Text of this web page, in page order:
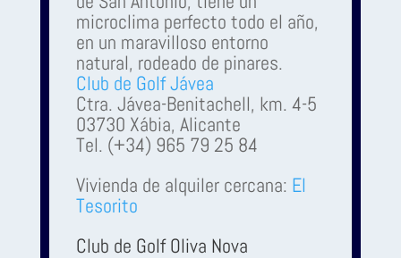
microclima perfecto todo el año,
en un maravilloso entorno
natural, rodeado de pinares.
Club de Golf Jávea
Ctra. Jávea-Benitachell, km. 4-5
03730 Xábia, Alicante
Tel. (+34) 965 79 25 84
Vivienda de alquiler cercana: El
Tesorito
Club de Golf Oliva Nova